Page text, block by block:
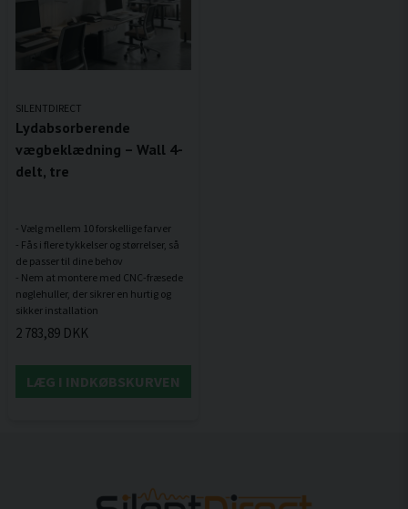
SILENTDIRECT
Lydabsorberende
vægbeklædning – Wall 4-
delt, tre
- Vælg mellem 10 forskellige farver
- Fås i flere tykkelser og størrelser, så
de passer til dine behov
- Nem at montere med CNC-fræsede
nøglehuller, der sikrer en hurtig og
2 783,89 DKK
LÆG I INDKØBSKURVEN